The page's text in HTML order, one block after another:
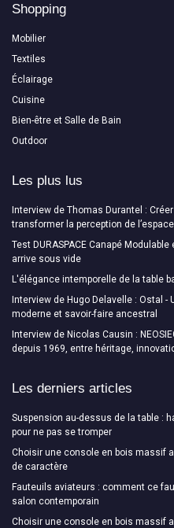
Shopping
Mobilier
Textiles
Éclairage
Cuisine
Bien-être et Salle de Bain
Outdoor
Les plus lus
Interview de Thomas Durantel :
transformer la perception de l’espace
Test DURASPACE Canapé
arrive sous vide
L'élégance intemporelle de la table
Interview de Hugo Delavelle : Ostal
moderne et savoir-faire ancestral
Interview de Nicolas Causin :
depuis 1969, entre héritage,
Les derniers articles
Suspension au-dessus de la table :
pour ne pas se tromper
Choisir une console en bois massif
de caractère
Fauteuils aviateurs : comment ce
salon contemporain
Choisir une console en bois massif